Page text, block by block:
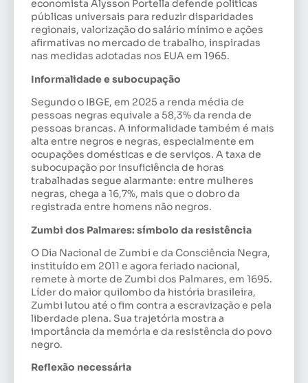
economista Alysson Portella defende políticas
públicas universais para reduzir disparidades
regionais, valorização do salário mínimo e ações
afirmativas no mercado de trabalho, inspiradas
nas medidas adotadas nos EUA em 1965.
Informalidade e subocupação
Segundo o IBGE, em 2025 a renda média de
pessoas negras equivale a 58,3% da renda de
pessoas brancas. A informalidade também é mais
alta entre negros e negras, especialmente em
ocupações domésticas e de serviços. A taxa de
subocupação por insuficiência de horas
trabalhadas segue alarmante: entre mulheres
negras, chega a 16,7%, mais que o dobro da
registrada entre homens não negros.
Zumbi dos Palmares: símbolo da resistência
O Dia Nacional de Zumbi e da Consciência Negra,
instituído em 2011 e agora feriado nacional,
remete à morte de Zumbi dos Palmares, em 1695.
Líder do maior quilombo da história brasileira,
Zumbi lutou até o fim contra a escravização e pela
liberdade plena. Sua trajetória mostra a
importância da memória e da resistência do povo
negro.
Reflexão necessária